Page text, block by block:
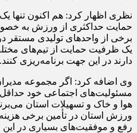
نظری اظهار کرد: هم اکنون تنها
حمایت حداکثری از ورزش به
برخی از واحدهای تولیدی مستقر
یک ظرفیت حمایت از تیم‌های
دارند در این جهت برنامه‌ریزی کنند.
وی اضافه کرد: اگر مجموعه
مسئولیت‌های اجتماعی خود حداقل
هوا و خاک و تسهیلات استان
ورزش استان در تأمین برخی
رفع و موفقیت‌های بسیاری در